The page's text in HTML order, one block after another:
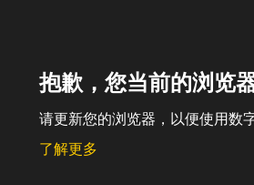
抱歉，您当前的浏览
请更新您的浏览器，以便使用数
了解更多